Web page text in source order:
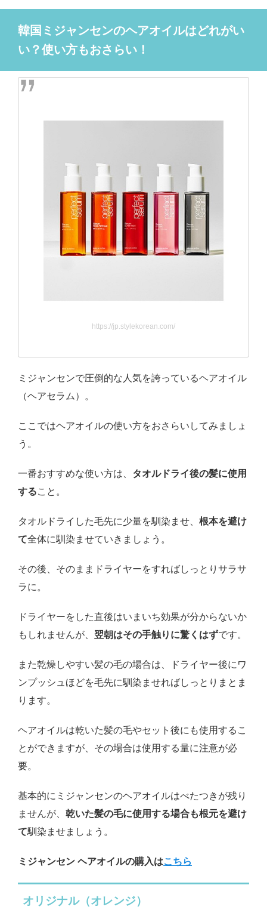
韓国ミジャンセンのヘアオイルはどれがい
い？使い方もおさらい！
https://jp.stylekorean.com/
ミジャンセンで圧倒的な人気を誇っているヘアオイル
（ヘアセラム）。
ここではヘアオイルの使い方をおさらいしてみましょ
う。
一番おすすめな使い方は、 タオルドライ後の髪に使用
すること。
タオルドライした毛先に少量を馴染ませ、 根本を避け
て全体に馴染ませていきましょう。
その後、そのままドライヤーをすればしっとりサラサ
ラに。
ドライヤーをした直後はいまいち効果が分からないか
もしれませんが、 翌朝はその手触りに驚くはずです。
また乾燥しやすい髪の毛の場合は、ドライヤー後にワ
ンプッシュほどを毛先に馴染ませればしっとりまとま
ります。
ヘアオイルは乾いた髪の毛やセット後にも使用するこ
とができますが、その場合は使用する量に注意が必
要。
基本的にミジャンセンのヘアオイルはべたつきが残り
ませんが、 乾いた髪の毛に使用する場合も根元を避け
て馴染ませましょう。
ミジャンセン ヘアオイルの購入はこちら
オリジナル（オレンジ）